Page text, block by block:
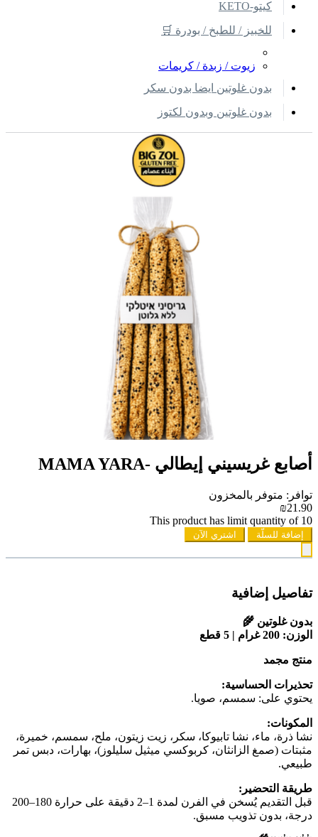
كيتو-KETO
للخبيز / للطبخ / بودرة 🛒
زيوت / زبدة / كريمات
بدون غلوتين ايضا بدون سكر
بدون غلوتين وبدون لكتوز
أصابع غريسيني إيطالي -MAMA YARA
توافر: متوفر بالمخزون
₪21.90
This product has limit quantity of 10
إضافة للسلّة اشتري الآن
تفاصيل إضافية
بدون غلوتين 🌾
الوزن: 200 غرام | 5 قطع
منتج مجمد
تحذيرات الحساسية:
يحتوي على: سمسم، صويا.
المكونات:
نشا ذرة، ماء، نشا تابيوكا، سكر، زيت زيتون، ملح، سمسم، خميرة،
مثبتات (صمغ الزانثان، كربوكسي ميثيل سليلوز)، بهارات، دبس تمر
طبيعي.
طريقة التحضير:
قبل التقديم يُسخن في الفرن لمدة 1–2 دقيقة على حرارة 180–200
درجة، بدون تذويب مسبق.